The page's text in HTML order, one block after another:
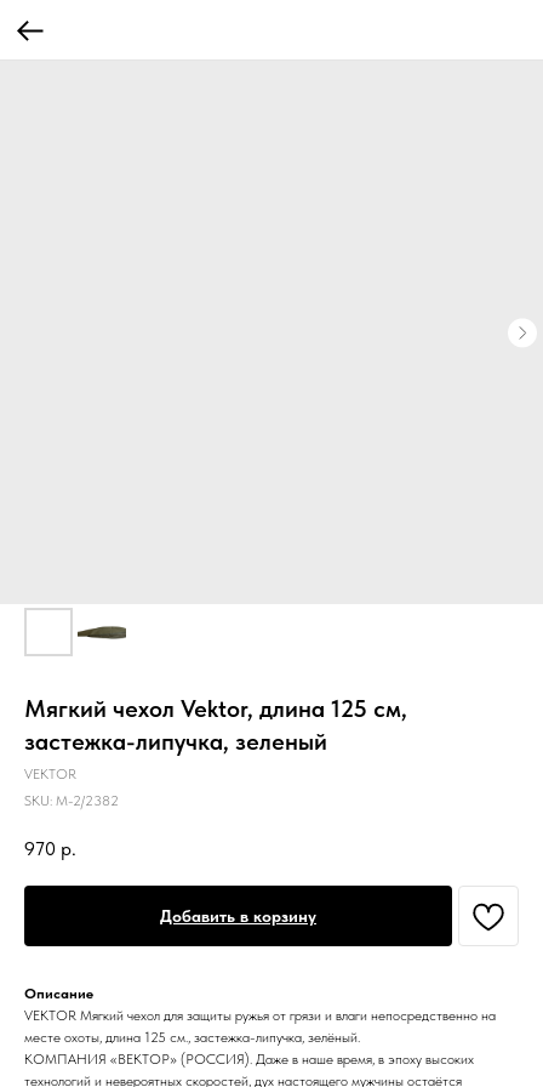
Мягкий чехол Vektor, длина 125 см,
застежка-липучка, зеленый
VEKTOR
SKU: М-2/2382
970 р.
Добавить в корзину
Описание
VEKTOR Мягкий чехол для защиты ружья от грязи и влаги непосредственно на
месте охоты, длина 125 см., застежка-липучка, зелёный.
КОМПАНИЯ «ВЕКТОР» (РОССИЯ). Даже в наше время, в эпоху высоких
технологий и невероятных скоростей, дух настоящего мужчины остаётся